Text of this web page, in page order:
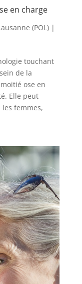
en charge
(POL)|
touchant
de la
ose en
Elle peut
femmes,